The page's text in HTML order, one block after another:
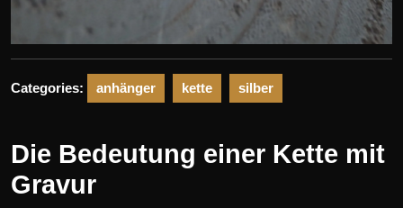
Categories: anhänger kette silber
Die Bedeutung einer Kette mit
Gravur